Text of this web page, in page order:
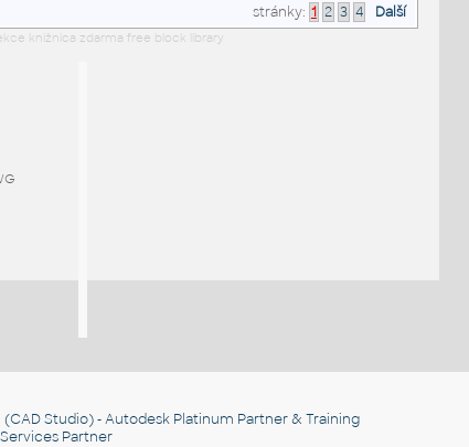
stránky: 1 2 3 4 Další
knižnica zdarma free block library
(CAD Studio) - Autodesk Platinum Partner & Training
Partner